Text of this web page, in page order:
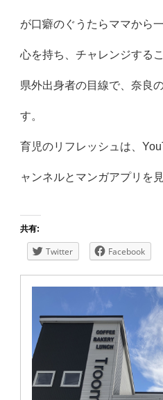
が口癖のぐうたらママから
心を持ち、チャレンジするこ
県外出身者の目線で、奈良
す。
育児のリフレッシュは、
ャンネルとマンガアプリを
共有:
Twitter Facebook